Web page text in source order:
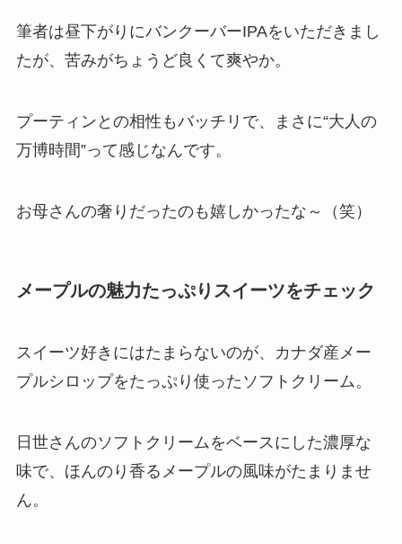
筆者は昼下がりにバンクーバーIPAをいただきまし
たが、苦みがちょうど良くて爽やか。
プーティンとの相性もバッチリで、まさに“大人の
万博時間”って感じなんです。
お母さんの奢りだったのも嬉しかったな～（笑）
メープルの魅力たっぷりスイーツをチェック
スイーツ好きにはたまらないのが、カナダ産メー
プルシロップをたっぷり使ったソフトクリーム。
日世さんのソフトクリームをベースにした濃厚な
味で、ほんのり香るメープルの風味がたまりませ
ん。